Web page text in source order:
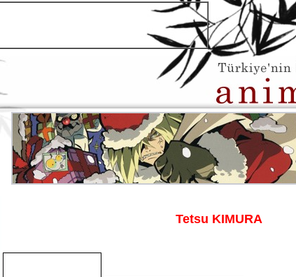
Tetsu KIMURA